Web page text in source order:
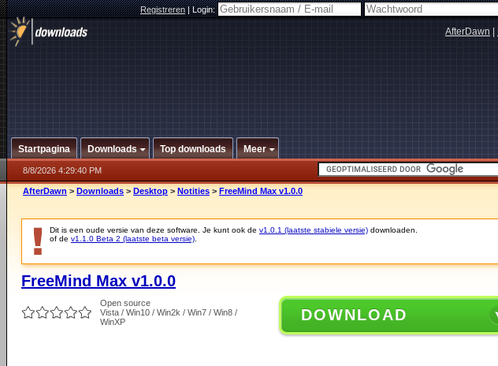
Registreren|Login:
AfterDawn
Startpagina Downloads Top downloads Meer
8/8/2026 4:29:40 PM
AfterDawn > Downloads > Desktop > Notities > FreeMind Max v1.0.0
Dit is een oude versie van deze software. Je kunt ook de v1.0.1 (laatste stabiele versie) downloaden.
of de v1.1.0 Beta 2 (laatste beta versie)
FreeMind Max v1.0.0
Open source
Vista / Win10 / Win2k / Win7 / Win8 /
WinXP
DOWNLOAD